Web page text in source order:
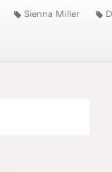
Sienna Miller